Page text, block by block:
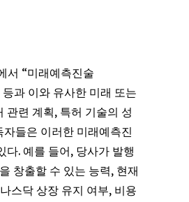
“미래예측진술
과 이와 유사한 미래 또는
관련 계획, 특허 기술의 성
들은 이러한 미래예측진
. 예를 들어, 당사가 발행
창출할 수 있는 능력, 현재
스닥 상장 유지 여부, 비용